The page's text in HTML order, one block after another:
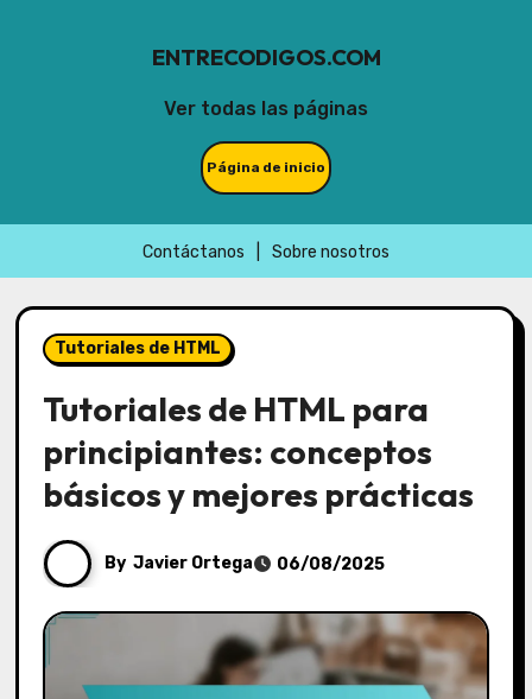
Ver todas las páginas
ENTRECODIGOS.COM
Página de inicio
Contáctanos Sobre nosotros
to
contentTutoriales de HTML
Tutoriales de HTML para
principiantes: conceptos
básicos y mejores prácticas
By Javier Ortega 06/08/2025